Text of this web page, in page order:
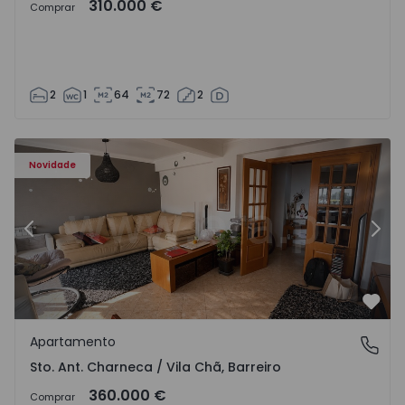
Comprar 310.000 €
2 1 64 72 2
Novidade
- 1573477 - 14
Apartamento T3 Barreiro, Sto. Ant. Charneca / Vila Chã -
Anterior
Sto. Ant. Charneca / Vila Chã, Barreiro
Apartamento
Sto. Ant. Charneca / Vila Chã, Barreiro
Comprar 360.000 €